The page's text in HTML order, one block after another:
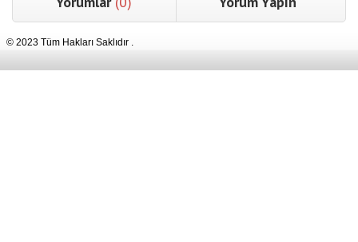
© 2023 Tüm Hakları Saklıdır .